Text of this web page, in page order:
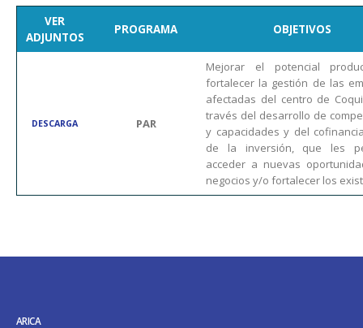
VER
ADJUNTOS
PROGRAMA OBJETIVOS
DESCARGA PAR
Mejorar el potencial
fortalecer la gestión de las
afectadas del centro de
través del desarrollo de
y capacidades y del
de la inversión, que les
acceder a nuevas
negocios y/o fortalecer los
ARICA